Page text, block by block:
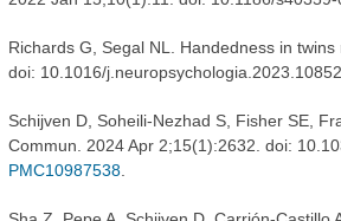
Richards G, Segal NL. Handedness in
doi: 10.1016/
Schijven D, Soheili-Nezhad S, Fisher SE,
Commun. 2024 Apr 2;15(1):2632. doi:
PMC10987538.